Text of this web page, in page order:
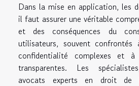
Dans la mise en application, les
il faut assurer une véritable
et des conséquences du
utilisateurs, souvent
confidentialité complexes et
transparentes. Les
avocats experts en droit de